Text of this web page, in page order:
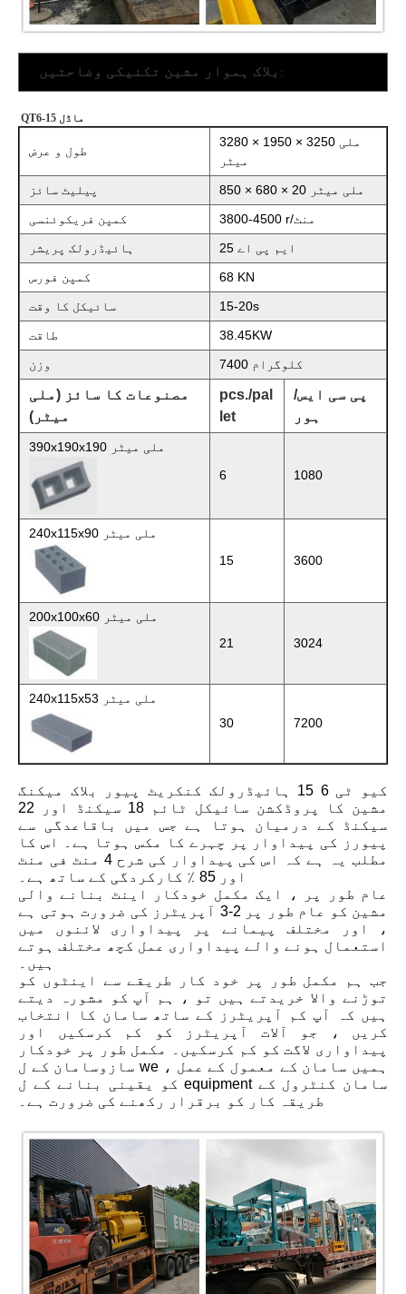
بلاک ہموار مشین تکنیکی وضاحتیں :
QT6-15 ماڈل
طول و عرض
3280 × 1950 × 3250 ملی
میٹر
پیلیٹ سائز
850 × 680 × 20 ملی میٹر
کمپن فریکوئنسی
3800-4500 r/منٹ
ہائیڈرولک پریشر
25 ایم پی اے
کمپن فورس
68 KN
سائیکل کا وقت
15-20s
طاقت
38.45KW
وزن
7400 کلوگرام
مصنوعات کا سائز (ملی
میٹر)
pcs./pal
et
پی سی ایس/
ہور
6
1080
15
3600
21
3024
30
7200
کیو ٹی 6 15 ہائیڈرولک کنکریٹ پیور بلاک میکنگ
مشین کا پروڈکشن سائیکل ٹائم 18 سیکنڈ اور 22
سیکنڈ کے درمیان ہوتا ہے جس میں باقاعدگی سے
پیورز کی پیداوار پر چہرے کا مکس ہوتا ہے۔ اس کا
مطلب یہ ہے کہ اس کی پیداوار کی شرح 4 منٹ فی منٹ
اور 85 ٪ کارکردگی کے ساتھ ہے۔
عام طور پر ، ایک مکمل خودکار اینٹ بنانے والی
مشین کو عام طور پر 2-3 آپریٹرز کی ضرورت ہوتی ہے
، اور مختلف پیمانے پر پیداواری لائنوں میں
استعمال ہونے والے پیداواری عمل کچھ مختلف ہوتے
ہیں۔
جب ہم مکمل طور پر خود کار طریقے سے اینٹوں کو
توڑنے والا خریدتے ہیں تو ، ہم آپ کو مشورہ دیتے
ہیں کہ آپ کم آپریٹرز کے ساتھ سامان کا انتخاب
کریں ، جو آلات آپریٹرز کو کم کرسکیں اور
پیداواری لاگت کو کم کرسکیں۔ مکمل طور پر خودکار
سازوسامان کے ل we ، ہمیں سامان کے معمول کے عمل
کو یقینی بنانے کے ل equipment سامان کنٹرول کے
طریقہ کار کو برقرار رکھنے کی ضرورت ہے۔